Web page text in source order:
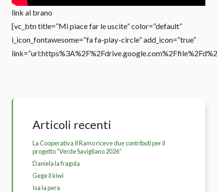
link al brano
[vc_btn title=”Mi piace far le uscite” color=”default”
i_icon_fontawesome=”fa fa-play-circle” add_icon=”true”
Articoli recenti
La Cooperativa Il Ramo riceve due contributi per il
progetto “Verde Savigliano 2026”
Daniela la fragola
Gege il kiwi
Isa la pera